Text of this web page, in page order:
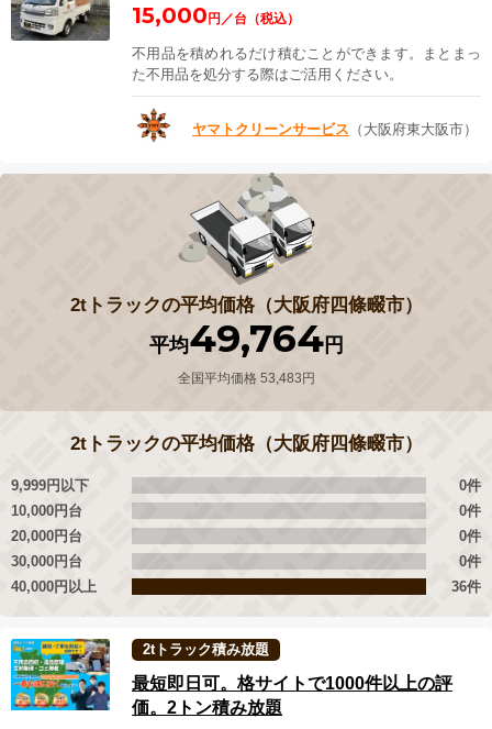
15,000 円／台（税込）
不用品を積めれるだけ積むことができます。まとまっ
た不用品を処分する際はご活用ください。
ヤマトクリーンサービス （大阪府東大阪市）
2tトラックの平均価格（大阪府四條畷市）
平均49,764円
全国平均価格 53,483円
2tトラックの平均価格（大阪府四條畷市）
9,999円以下
0件
10,000円台
0件
20,000円台
0件
30,000円台
0件
40,000円以上
36件
2tトラック積み放題
最短即日可。格サイトで1000件以上の評
価。2トン積み放題